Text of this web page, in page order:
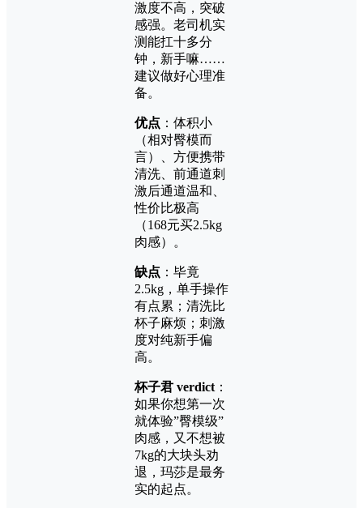
激度不高，突破
感强。老司机实
测能扛十多分
钟，新手嘛……
建议做好心理准
备。
优点 ：体积小
（相对臀模而
言）、方便携带
清洗、前通道刺
激后通道温和、
性价比极高
（168元买2.5kg
肉感）。
缺点 ：毕竟
2.5kg，单手操作
有点累；清洗比
杯子麻烦；刺激
度对纯新手偏
高。
杯子君 verdict ：
如果你想第一次
就体验”臀模级”
肉感，又不想被
7kg的大块头劝
退，玛莎是最务
实的起点。